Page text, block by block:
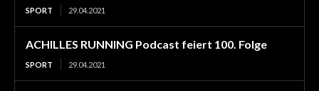
SPORT 29.04.2021
ACHILLES RUNNING Podcast feiert 100. Folge
SPORT 29.04.2021